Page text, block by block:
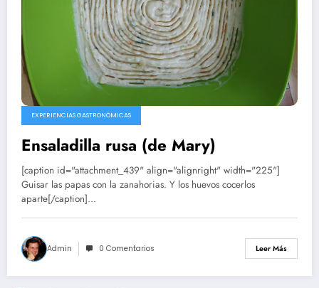
EXPERIENCIAS GASTRONÓMICAS
Ensaladilla rusa (de Mary)
[caption id="attachment_439" align="alignright" width="225"]
Guisar las papas con la zanahorias. Y los huevos cocerlos
aparte[/caption]…
Admin 0 Comentarios Leer Más